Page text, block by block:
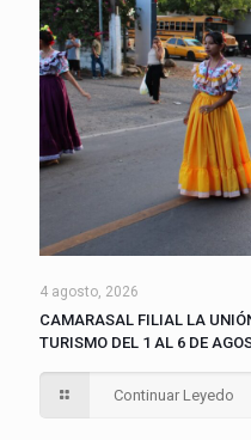
4 agosto, 2026
CAMARASAL FILIAL LA
TURISMO DEL 1 AL 6 DE
Continuar Leyedo